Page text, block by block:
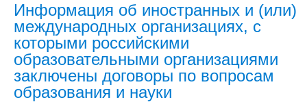
Информация об иностранных и (или)
международных организациях, с
которыми российскими
образовательными организациями
заключены договоры по вопросам
образования и науки